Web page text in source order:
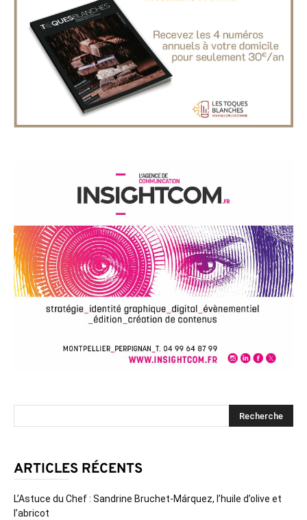
ARTICLES RÉCENTS
L’Astuce du Chef : Sandrine Bruchet-Márquez, l’huile d’olive et
l’abricot